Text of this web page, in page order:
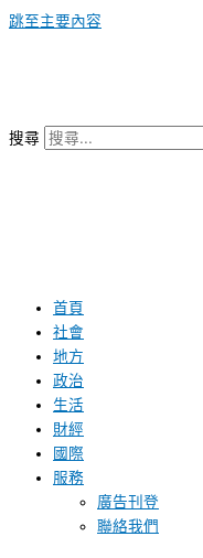
跳至主要內容
搜尋
首頁
社會
地方
政治
生活
財經
國際
服務
廣告刊登
聯絡我們